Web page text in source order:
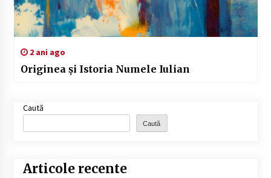
2 ani ago
Originea și Istoria Numele Iulian
Caută
Caută
Articole recente